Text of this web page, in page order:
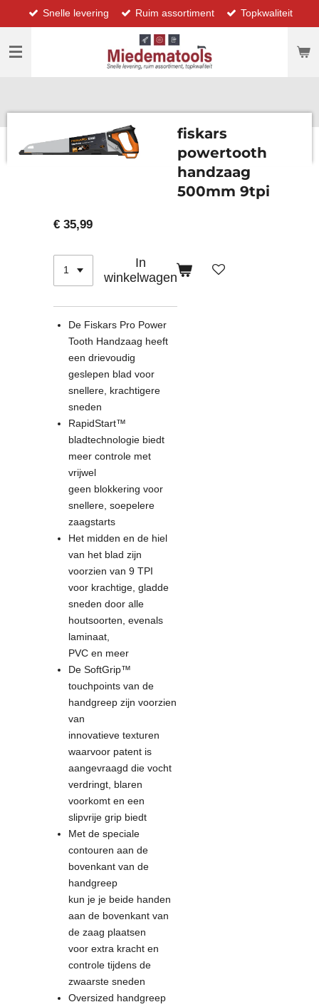
direct
naar
hoofdinhoud
Snelle levering Ruim assortiment Topkwaliteit
fiskars
powertooth
handzaag
500mm 9tpi
€ 35,99
In
winkelwagen
De Fiskars Pro Power
Tooth Handzaag heeft
een drievoudig
geslepen blad voor
snellere, krachtigere
sneden
RapidStart™
bladtechnologie biedt
meer controle met
vrijwel
geen blokkering voor
snellere, soepelere
zaagstarts
Het midden en de hiel
van het blad zijn
voorzien van 9 TPI
voor krachtige, gladde
sneden door alle
houtsoorten, evenals
laminaat,
PVC en meer
De SoftGrip™
touchpoints van de
handgreep zijn voorzien
van
innovatieve texturen
waarvoor patent is
aangevraagd die vocht
verdringt, blaren
voorkomt en een
slipvrije grip biedt
Met de speciale
contouren aan de
bovenkant van de
handgreep
kun je je beide handen
aan de bovenkant van
de zaag plaatsen
voor extra kracht en
controle tijdens de
zwaarste sneden
Oversized handgreep